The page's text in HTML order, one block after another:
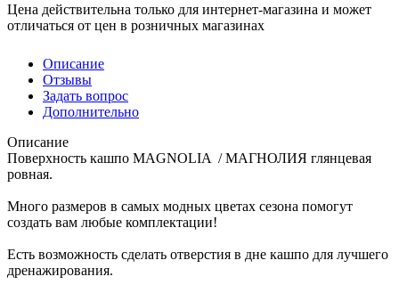
Цена действительна только для интернет-магазина и может
отличаться от цен в розничных магазинах
Описание
Отзывы
Задать вопрос
Дополнительно
Описание
Поверхность кашпо MAGNOLIA / МАГНОЛИЯ глянцевая
ровная.
Много размеров в самых модных цветах сезона помогут
создать вам любые комплектации!
Есть возможность сделать отверстия в дне кашпо для лучшего
дренажирования.